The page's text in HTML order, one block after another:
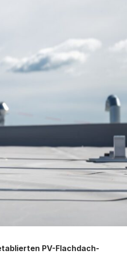
PV-Flachdach-